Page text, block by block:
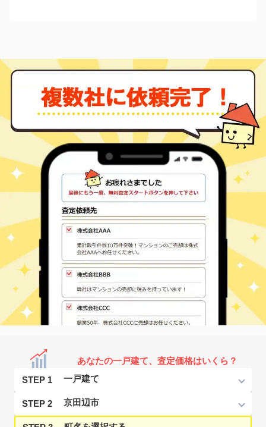
あなたの一戸建て、査定価格はいくら？
STEP 1
STEP 2